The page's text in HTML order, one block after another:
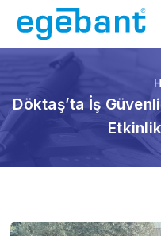
Döktaş’ta İş